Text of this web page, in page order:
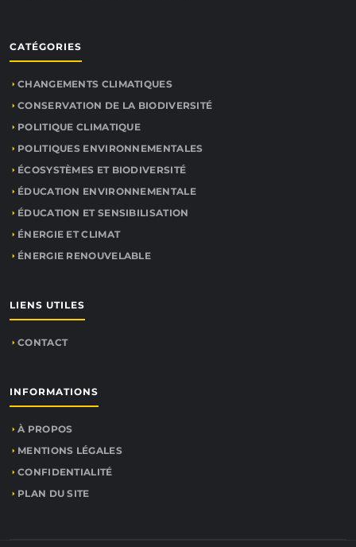
CATÉGORIES
CHANGEMENTS CLIMATIQUES
CONSERVATION DE LA BIODIVERSITÉ
POLITIQUE CLIMATIQUE
POLITIQUES ENVIRONNEMENTALES
ÉCOSYSTÈMES ET BIODIVERSITÉ
ÉDUCATION ENVIRONNEMENTALE
ÉDUCATION ET SENSIBILISATION
ÉNERGIE ET CLIMAT
ÉNERGIE RENOUVELABLE
LIENS UTILES
CONTACT
INFORMATIONS
À PROPOS
MENTIONS LÉGALES
CONFIDENTIALITÉ
PLAN DU SITE